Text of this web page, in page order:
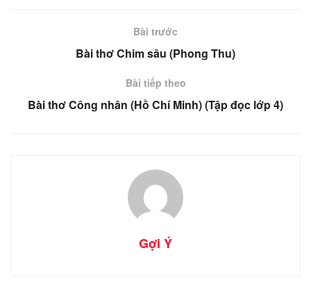
Bài trước
Bài thơ Chim sâu (Phong Thu)
Bài tiếp theo
Bài thơ Công nhân (Hồ Chí Minh) (Tập đọc lớp 4)
Gợi Ý